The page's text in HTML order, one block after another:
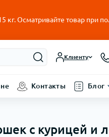
кг. Осматривайте товар при
Клиенту
Контакты Блог
c курицей и